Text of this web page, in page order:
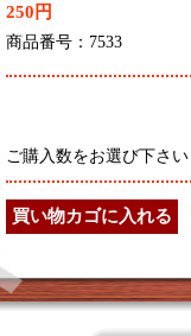
250円
商品番号：7533
ご購入数をお選び下さい